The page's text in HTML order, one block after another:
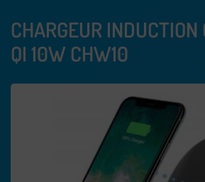
CHARGEUR
QI 10W CHW10